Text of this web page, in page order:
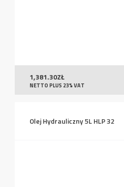
1,381.30ZŁ
NETTO PLUS 23% VAT
Olej Hydrauliczny 5L HLP 32